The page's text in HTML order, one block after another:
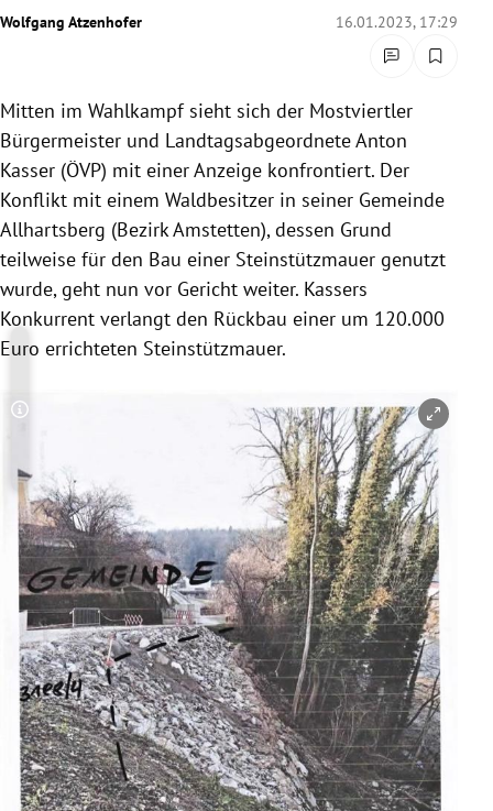
Wolfgang Atzenhofer 16.01.2023, 17:29
Mitten im Wahlkampf sieht sich der Mostviertler
Bürgermeister und Landtagsabgeordnete Anton
Kasser (ÖVP) mit einer Anzeige konfrontiert. Der
Konflikt mit einem Waldbesitzer in seiner Gemeinde
Allhartsberg (Bezirk Amstetten), dessen Grund
teilweise für den Bau einer Steinstützmauer genutzt
wurde, geht nun vor Gericht weiter. Kassers
Konkurrent verlangt den Rückbau einer um 120.000
Euro errichteten Steinstützmauer.
Copyright-Hinweis öffnen/schließen